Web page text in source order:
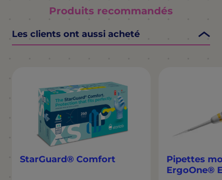
Produits recommandés
Les clients ont aussi acheté
StarGuard® Comfort
Pipettes
ErgoOne®